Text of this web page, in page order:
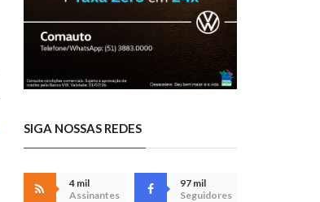
SIGA NOSSAS REDES
4 mil
Assinantes
97 mil
Seguidores